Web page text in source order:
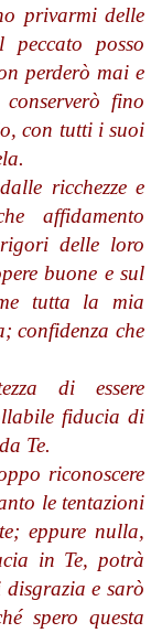
privarmi delle
posso
perderò mai e
fino
con tutti i suoi
ricchezze e
affidamento
delle loro
buone e sul
tutta la mia
confidenza che
di essere
fiducia di
Te.
riconoscere
le tentazioni
eppure nulla,
in Te, potrà
e sarò
spero questa